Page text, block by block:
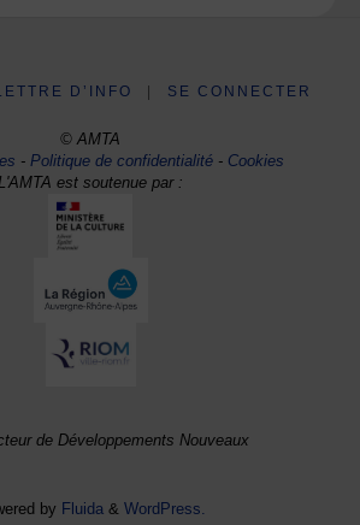
D’INFO SE CONNECTER
© AMTA
-Politique de confidentialité- Cookies
est soutenue par :
de Développements Nouveaux
by Fluida & WordPress.